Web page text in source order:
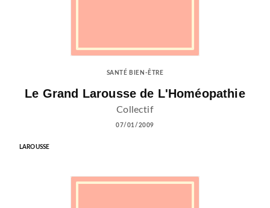
SANTÉ BIEN-ÊTRE
Le Grand Larousse de L'Homéopathie
Collectif
07/01/2009
LAROUSSE